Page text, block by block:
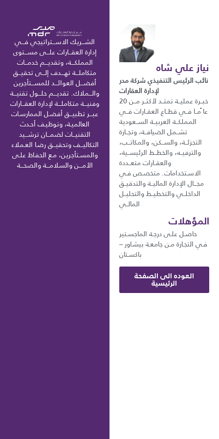
نياز علي شاه
نائب الرئيس التنفيذي شركة مدر
لإدارة العقارات
خبــرة عمليــة تمتــد لأكثــر مــن 20
عا ًمــا فــي قطــاع العقــارات فــي
المملكــة العربيــة الســعودية
تشــمل الضيافــة، وتجــارة
التجزئــة، والســكن، والمكاتــب،
والترفيــه، والخطــط الرئيســية،
والعقــارات متعــددة
الاسـتخدامات. متخصـص فـي
مجـــال الإدارة الماليــة والتدقيــق
الداخلــي والتخطيــط والتحليــل
المالــي
المؤهلات
حاصـل علـى درجـة الماجسـتير
فـي التجـارة مـن جامعـة بيشـاور –
باكسـتان
العوده الى الصفحة
الرئيسية
الشـــريك الاســـتراتيجي فـــي
إدارة العقـــارات علـــى مســـتوى
المملكـــة، وتقديـــم خدمـــات
متكاملـــة تهـــدف إلـــى تحقيـــق
أفضـــل العوائـــد للمســـتأجرين
والـــملاك. تقديـــم حلـــول تقنيـــة
وفنيـــة متكاملـــة لإدارة العقـــارات
عبـــر تطبيـــق أفضـل الممارسـات
العالميـة، وتوظيـف أحـدث
التقنيـــات لضمـــان ترشـــيد
التكاليـــف وتحقيـــق رضـا العـملاء
والمسـتأجرين، مـع الحفـاظ علـى
الأمـــن والسلامـــة والصحـــة